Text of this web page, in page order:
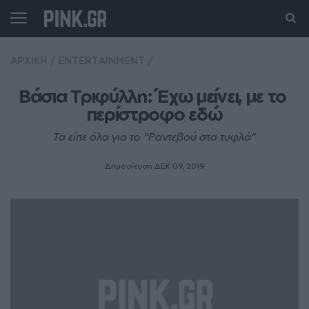
Βάσια Τριφύλλη: Έχω μείνει, με το
περίστροφο εδώ
Τα είπε όλα για το “Ραντεβού στα τυφλά”
Δημοσίευση ΔΕΚ 09, 2019